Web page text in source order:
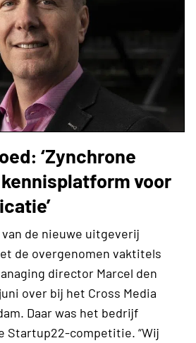
‘Zynchrone
voor
de nieuwe uitgeverij
de overgenomen vaktitels
director Marcel den
over bij het Cross Media
Daar was het bedrijf
Startup22-competitie. “Wij